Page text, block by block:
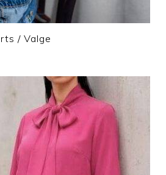
/ Valge